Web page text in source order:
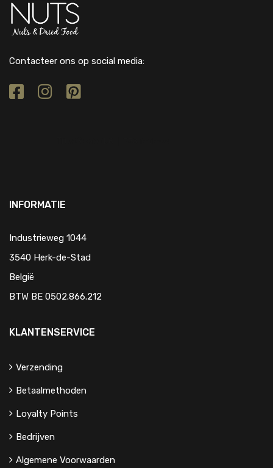
Contacteer ons op social media:
INFORMATIE
Industrieweg 1044
3540 Herk-de-Stad
België
BTW BE 0502.866.212
KLANTENSERVICE
Verzending
Betaalmethoden
Loyalty Points
Bedrijven
Algemene Voorwaarden